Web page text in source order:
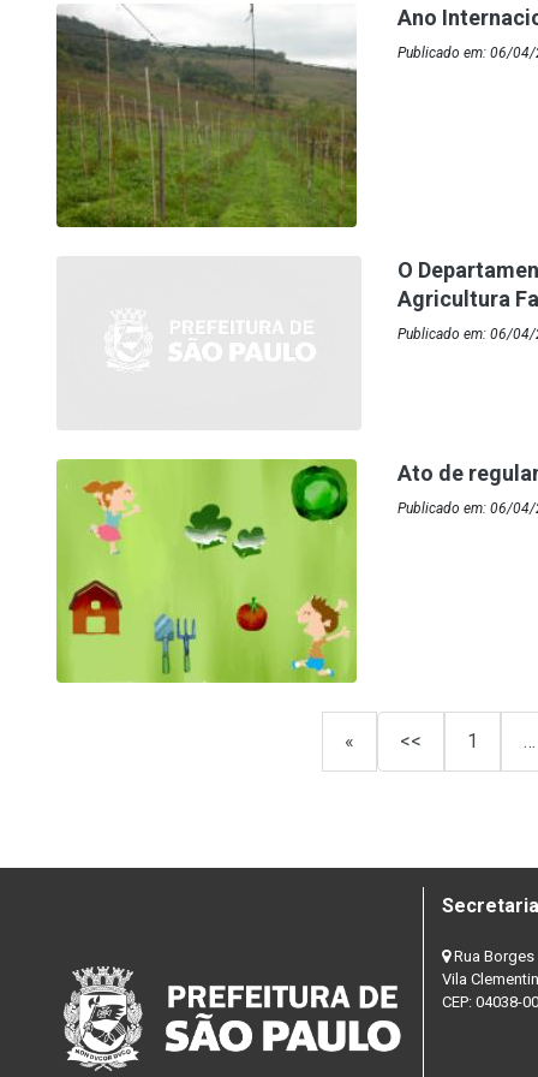
Ano
Publicado em: 06/
O
Agricultura
Publicado em: 06/
Ato de
Publicado em: 06/
« << 1 …
Rua Borges
Vila
CEP: 04038-